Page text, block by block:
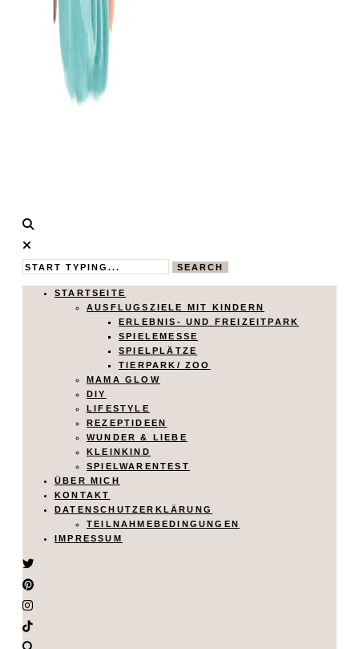
Calistas
Traum
MAMABLOG
SEARCH
STARTSEITE
AUSFLUGSZIELE MIT KINDERN
ERLEBNIS- UND FREIZEITPARK
SPIELEMESSE
SPIELPLÄTZE
TIERPARK/ ZOO
MAMA GLOW
DIY
LIFESTYLE
REZEPTIDEEN
WUNDER & LIEBE
KLEINKIND
SPIELWARENTEST
ÜBER MICH
KONTAKT
DATENSCHUTZERKLÄRUNG
TEILNAHMEBEDINGUNGEN
IMPRESSUM